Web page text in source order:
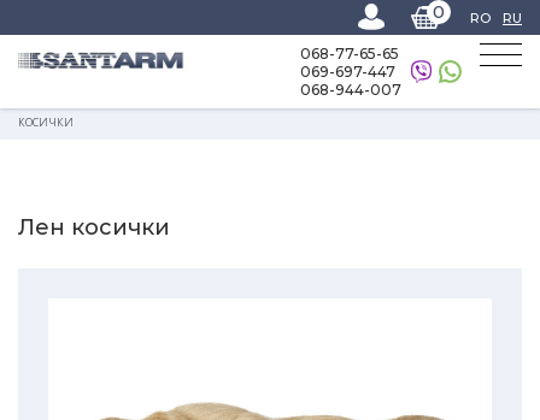
0 RO RU
068-77-65-65
069-697-447
068-944-007
Прочие сантехнические материалы
косички
Лен косички